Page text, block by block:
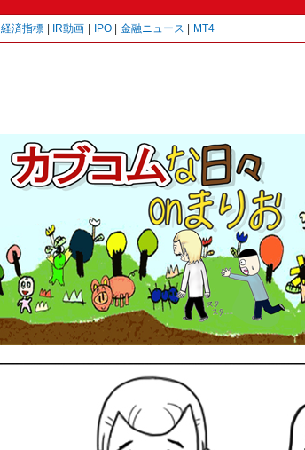
経済指標 IR動画 IPO 金融ニュース MT4